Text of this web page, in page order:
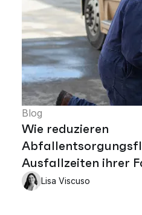
Blog
Wie reduzieren
Ausfallzeiten ihrer
Lisa Viscuso